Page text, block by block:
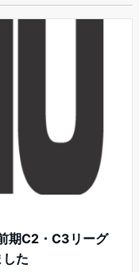
期C2・C3リーグ
た